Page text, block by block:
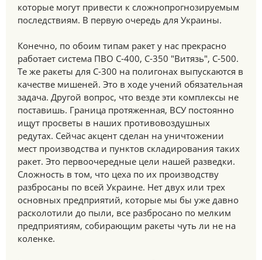
которые могут привести к сложнопрогнозируемым
последствиям. В первую очередь для Украины.
Конечно, по обоим типам ракет у нас прекрасно
работает система ПВО С-400, С-350 "Витязь", С-500.
Те же ракеты для С-300 на полигонах выпускаются в
качестве мишеней. Это в ходе учений обязательная
задача. Другой вопрос, что везде эти комплексы не
поставишь. Граница протяженная, ВСУ постоянно
ищут просветы в наших противовоздушных
редутах. Сейчас акцент сделан на уничтожении
мест производства и пунктов складирования таких
ракет. Это первоочередные цели нашей разведки.
Сложность в том, что цеха по их производству
разбросаны по всей Украине. Нет двух или трех
основных предприятий, которые мы бы уже давно
расколотили до пыли, все разбросано по мелким
предприятиям, собирающим ракеты чуть ли не на
коленке.